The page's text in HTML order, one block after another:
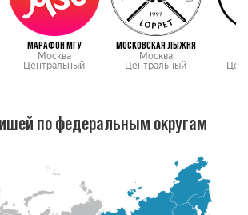
МАРАФОН МГУ
Москва
Центральный
МОСКОВСКАЯ ЛЫЖНЯ
Москва
Центральный
по федеральным округам